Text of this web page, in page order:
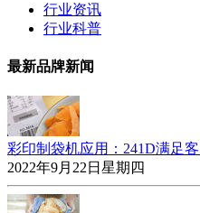
行业资讯
行业科普
最新品牌新闻
彩印制袋机应用：241D满足
2022年9月22日星期四